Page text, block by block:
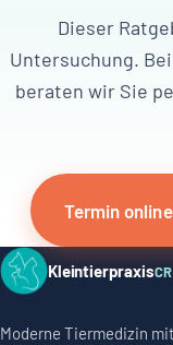
Dieser
Untersuchung.
beraten wir Sie
Termin
Kleintierpraxis
Moderne Tiermedizin